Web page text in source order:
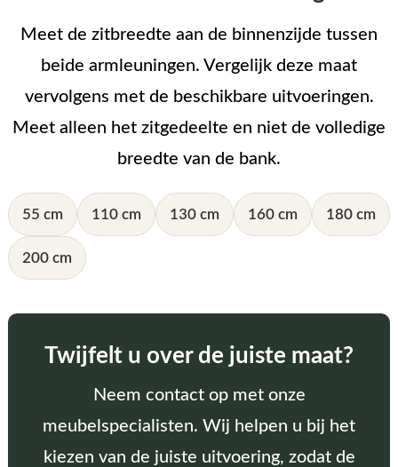
Meet de zitbreedte aan de binnenzijde tussen
beide armleuningen. Vergelijk deze maat
vervolgens met de beschikbare uitvoeringen.
Meet alleen het zitgedeelte en niet de volledige
breedte van de bank.
55 cm 110 cm 130 cm 160 cm 180 cm
200 cm
Twijfelt u over de juiste maat?
Neem contact op met onze
meubelspecialisten. Wij helpen u bij het
kiezen van de juiste uitvoering, zodat de